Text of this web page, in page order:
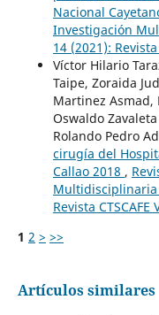
Nacional
Investigación
14 (2021): Revista
Víctor Hilario
Taipe, Zoraida
Martinez Asmad,
Oswaldo
Rolando Pedro
cirugía del
Callao 2018 ,
Multidisciplinaria
Revista
1 2 > >>
Artículos similares